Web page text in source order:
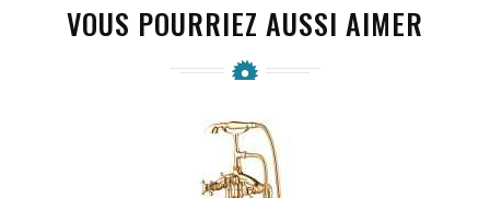
VOUS POURRIEZ AUSSI AIMER